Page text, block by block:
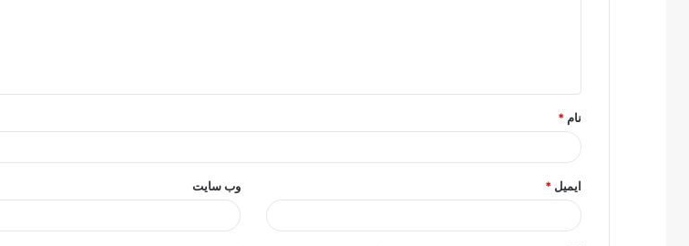
*
نام *
ایمیل * وب‌ سایت